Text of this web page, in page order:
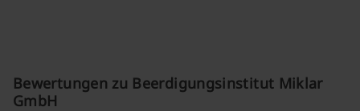
Bewertungen zu Beerdigungsinstitut Miklar
GmbH